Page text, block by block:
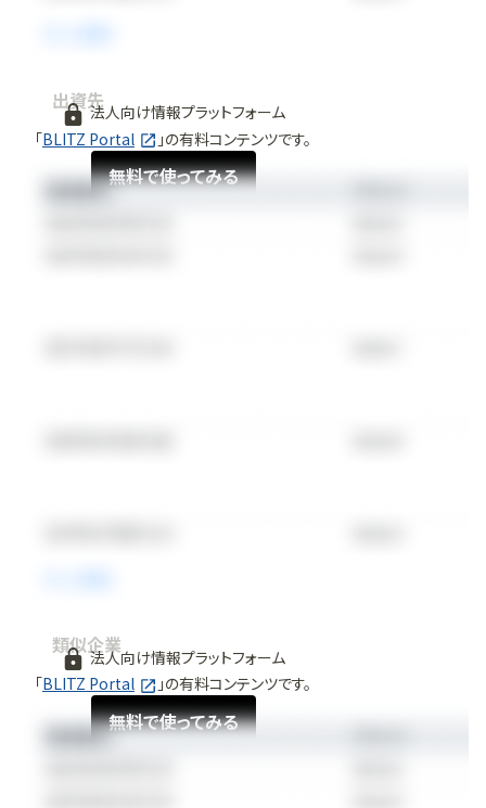
ット部門責任者）、 マーク・ザール（リアル・アセット部門責任
者）、マイケル・リース（GPストラテジック・キャピタル部門責任
者）、CFOのアラン・カーシェンバウム、COOのアンドルー・ポラ
ンド、最高法務責任者のニーナ・レディが名を連ねています。同
社は世界20カ所以上のオフィスに専門家を擁し、フィッチから
法人向け情報プラットフォーム
「BLITZ Portal 」の有料コンテンツです。
無料で使ってみる
出資先
法人向け情報プラットフォーム
「BLITZ Portal 」の有料コンテンツです。
無料で使ってみる
類似企業